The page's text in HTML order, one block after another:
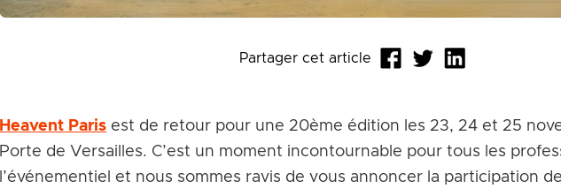
Partager cet article
Heavent Paris est de retour pour une 20ème édition les 23, 24 et 25
Porte de Versailles. C’est un moment incontournable pour tous les
l’événementiel et nous sommes ravis de vous annoncer la participation